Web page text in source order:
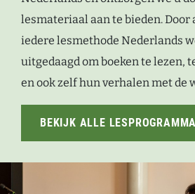
lesmateriaal aan te bieden. Door
iedere lesmethode Nederlands
uitgedaagd om boeken te lezen,
en ook zelf hun verhalen met de
BEKIJK ALLE